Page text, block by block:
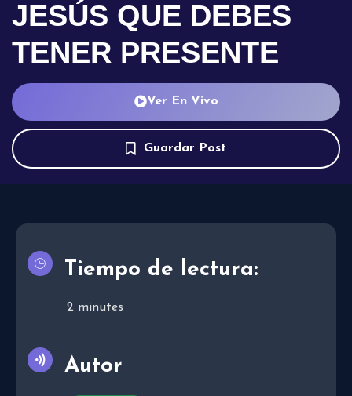
JESÚS QUE DEBES
TENER PRESENTE
Ver En Vivo
Guardar Post
Tiempo de lectura:
2 minutes
Autor